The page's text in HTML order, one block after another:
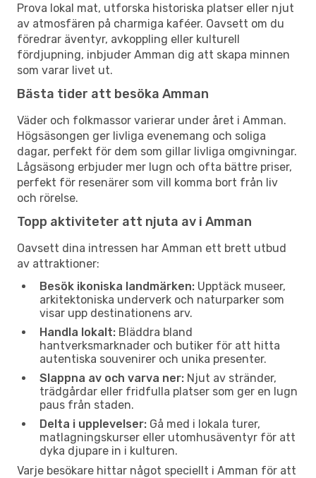
Prova lokal mat, utforska historiska platser eller njut
av atmosfären på charmiga kaféer. Oavsett om du
föredrar äventyr, avkoppling eller kulturell
fördjupning, inbjuder Amman dig att skapa minnen
som varar livet ut.
Bästa tider att besöka Amman
Väder och folkmassor varierar under året i Amman.
Högsäsongen ger livliga evenemang och soliga
dagar, perfekt för dem som gillar livliga omgivningar.
Lågsäsong erbjuder mer lugn och ofta bättre priser,
perfekt för resenärer som vill komma bort från liv
och rörelse.
Topp aktiviteter att njuta av i Amman
Oavsett dina intressen har Amman ett brett utbud
av attraktioner:
Besök ikoniska landmärken: Upptäck museer,
arkitektoniska underverk och naturparker som
visar upp destinationens arv.
Handla lokalt: Bläddra bland
hantverksmarknader och butiker för att hitta
autentiska souvenirer och unika presenter.
Slappna av och varva ner: Njut av stränder,
trädgårdar eller fridfulla platser som ger en lugn
paus från staden.
Delta i upplevelser: Gå med i lokala turer,
matlagningskurser eller utomhusäventyr för att
dyka djupare in i kulturen.
Varje besökare hittar något speciellt i Amman för att